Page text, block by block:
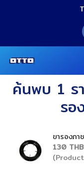
ค้นพบ 1 ร
รอ
ขารองภา
130 THB